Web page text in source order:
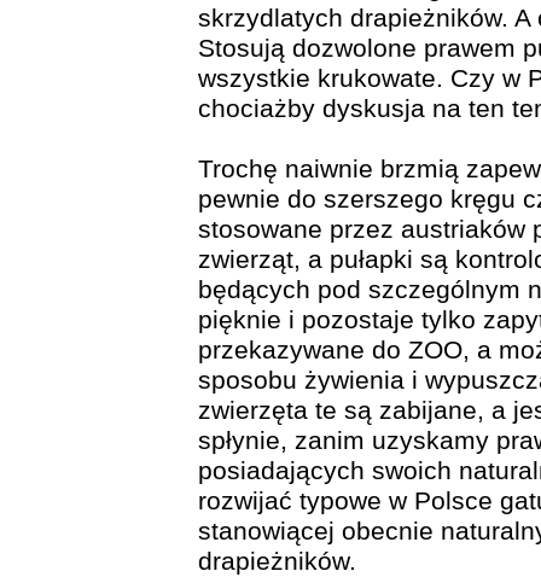
skrzydlatych drapieżników.
Stosują dozwolone prawem
wszystkie krukowate. Czy w
chociażby dyskusja na ten
Trochę naiwnie brzmią
pewnie do szerszego kręgu
stosowane przez austriaków
zwierząt, a pułapki są
będących pod szczególnym
pięknie i pozostaje tylko
przekazywane do ZOO, a
sposobu żywienia i
zwierzęta te są zabijane, a
spłynie, zanim uzyskamy
posiadających swoich
rozwijać typowe w Polsce
stanowiącej obecnie
drapieżników.